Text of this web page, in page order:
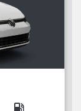
local_gas_station